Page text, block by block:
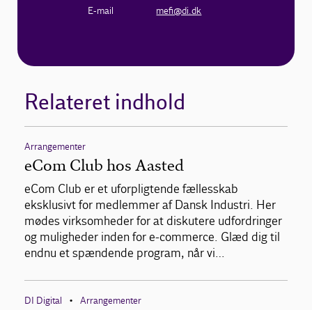
E-mail
mefi@di.dk
Relateret indhold
Arrangementer
eCom Club hos Aasted
eCom Club er et uforpligtende fællesskab
eksklusivt for medlemmer af Dansk Industri. Her
mødes virksomheder for at diskutere udfordringer
og muligheder inden for e-commerce. Glæd dig til
endnu et spændende program, når vi…
DI Digital • Arrangementer